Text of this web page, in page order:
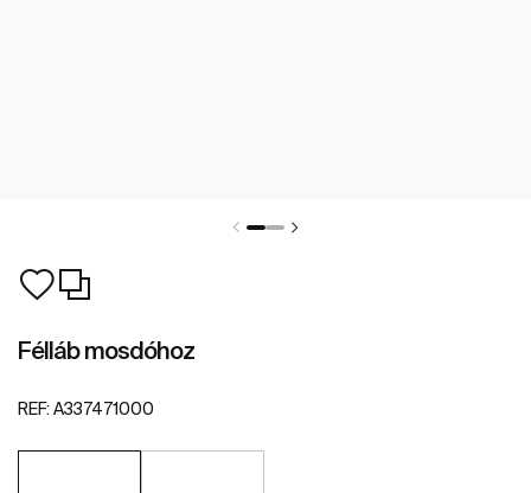
Félláb mosdóhoz
REF: A337471000